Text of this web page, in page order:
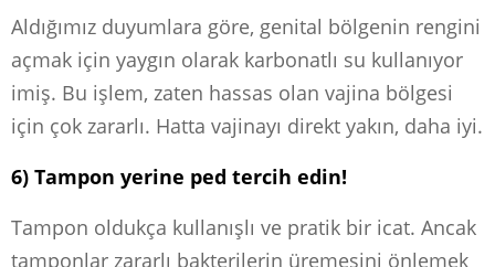
Aldığımız duyumlara göre, genital bölgenin rengini
açmak için yaygın olarak karbonatlı su kullanıyor
imiş. Bu işlem, zaten hassas olan vajina bölgesi
için çok zararlı. Hatta vajinayı direkt yakın, daha iyi.
6) Tampon yerine ped tercih edin!
Tampon oldukça kullanışlı ve pratik bir icat. Ancak
tamponlar zararlı bakterilerin üremesini önlemek